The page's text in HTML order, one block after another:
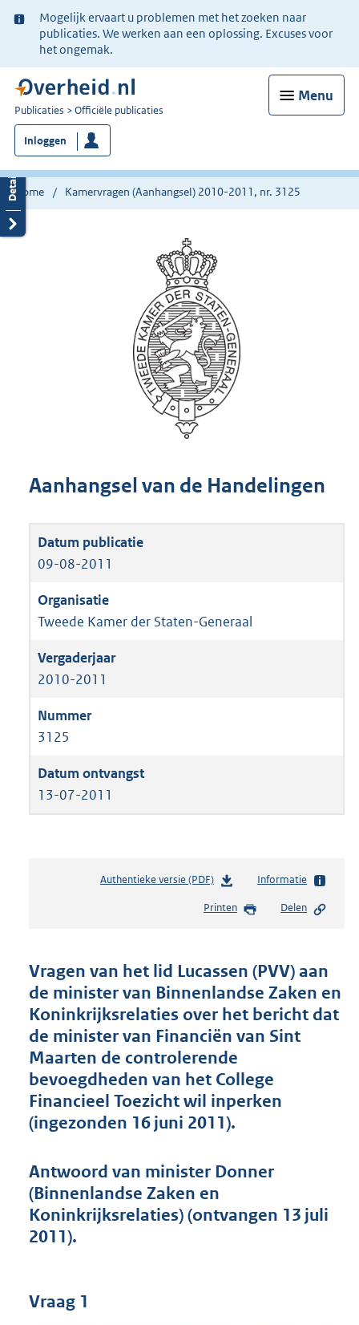
Ter
informatie:
Mogelijk ervaart u problemen met het zoeken naar
publicaties. We werken aan een oplossing. Excuses voor
het ongemak.
Menu
U
bent
nu
hier:
Publicaties Officiële publicaties
Inloggen
Home Kamervragen (Aanhangsel) 2010-2011, nr. 3125
Aanhangsel van de Handelingen
09-08-2011
Tweede Kamer der Staten-Generaal
2010-2011
3125
13-07-2011
Authentieke versie (PDF)b
s
d
s
g
r
o
t
t
e
:
0
b
Informatie
Printen Delen
Vragen van het lid Lucassen (PVV) aan
de minister van Binnenlandse Zaken en
Koninkrijksrelaties over het bericht dat
de minister van Financiën van Sint
Maarten de controlerende
bevoegdheden van het College
Financieel Toezicht wil inperken
(ingezonden 16 juni 2011).
Antwoord van minister Donner
(Binnenlandse Zaken en
Koninkrijksrelaties) (ontvangen 13 juli
2011).
Vraag 1